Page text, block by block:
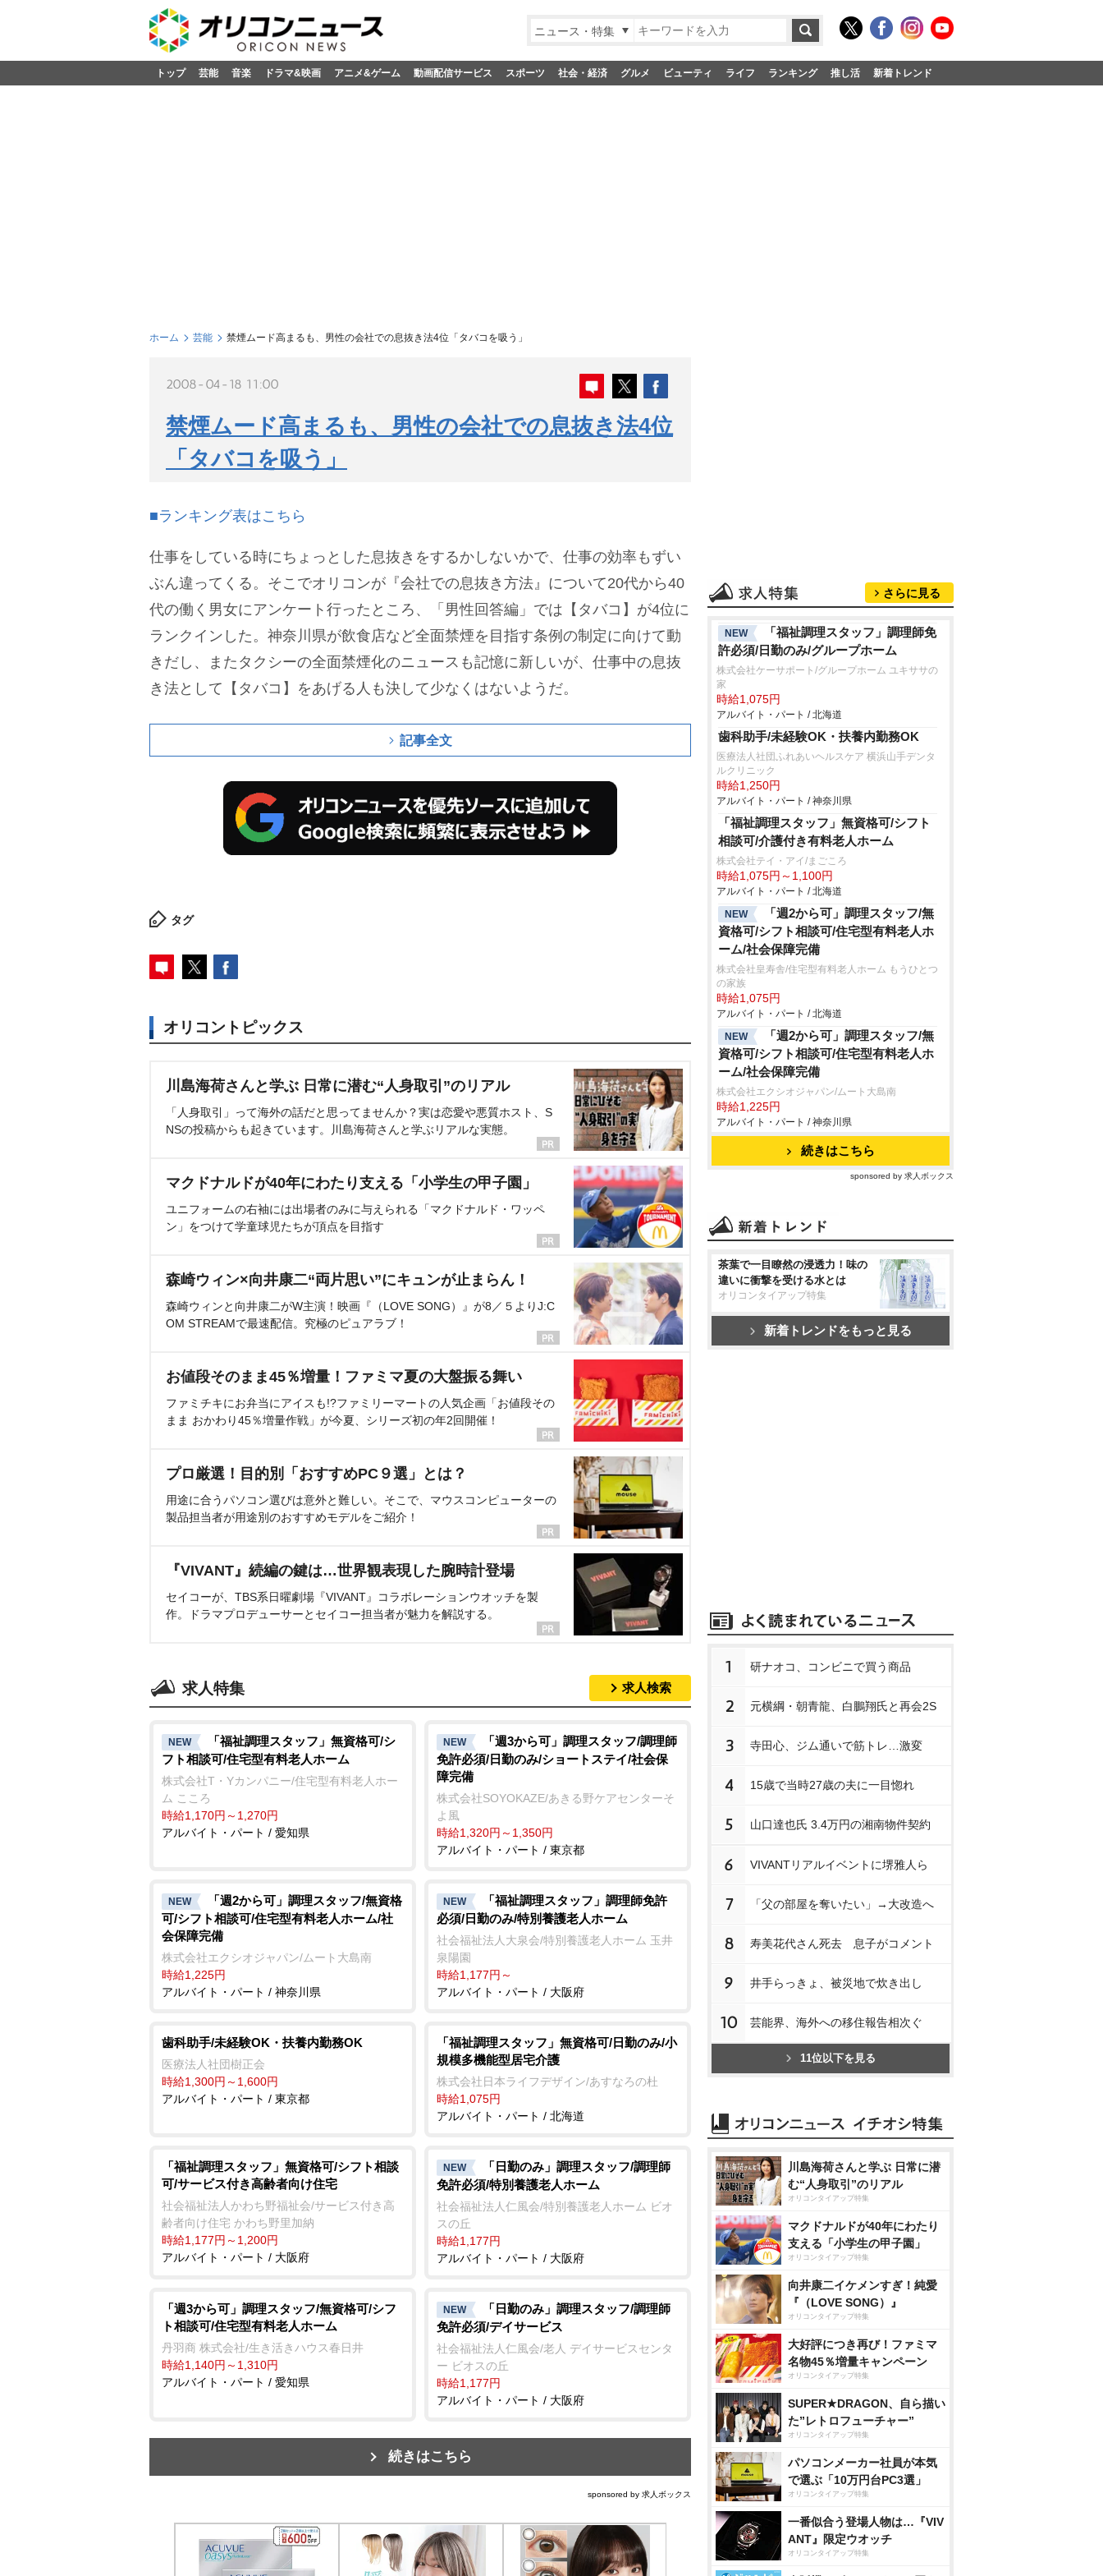
ニュース・特集
トップ 芸能 音楽 ドラマ&映画 アニメ&ゲーム 動画配信サービス スポーツ 社会・経済 グルメ ビューティ ライフ ランキング 推し活 新着トレンド
ホーム 芸能 禁煙ムード高まるも、男性の会社での息抜き法4位「タバコを吸う」
2008-04-18 11:00
禁煙ムード高まるも、男性の会社での息抜き法4位
「タバコを吸う」
■ランキング表はこちら
仕事をしている時にちょっとした息抜きをするかしないかで、仕事の効率もずい
ぶん違ってくる。そこでオリコンが『会社での息抜き方法』について20代から40
代の働く男女にアンケート行ったところ、「男性回答編」では【タバコ】が4位に
ランクインした。神奈川県が飲食店など全面禁煙を目指す条例の制定に向けて動
きだし、またタクシーの全面禁煙化のニュースも記憶に新しいが、仕事中の息抜
き法として【タバコ】をあげる人も決して少なくはないようだ。
記事全文
タグ
オリコントピックス
川島海荷さんと学ぶ 日常に潜む“人身取引”のリアル
「人身取引」って海外の話だと思ってませんか？実は恋愛や悪質ホスト、S
NSの投稿からも起きています。川島海荷さんと学ぶリアルな実態。
マクドナルドが40年にわたり支える「小学生の甲子園」
ユニフォームの右袖には出場者のみに与えられる「マクドナルド・ワッペ
ン」をつけて学童球児たちが頂点を目指す
森崎ウィン×向井康二“両片思い”にキュンが止まらん！
森崎ウィンと向井康二がW主演！映画『（LOVE SONG）』が8／５よりJ:C
OM STREAMで最速配信。究極のピュアラブ！
お値段そのまま45％増量！ファミマ夏の大盤振る舞い
ファミチキにお弁当にアイスも!?ファミリーマートの人気企画「お値段その
まま おかわり45％増量作戦」が今夏、シリーズ初の年2回開催！
プロ厳選！目的別「おすすめPC９選」とは？
用途に合うパソコン選びは意外と難しい。そこで、マウスコンピューターの
製品担当者が用途別のおすすめモデルをご紹介！
『VIVANT』続編の鍵は…世界観表現した腕時計登場
セイコーが、TBS系日曜劇場『VIVANT』コラボレーションウオッチを製
作。ドラマプロデューサーとセイコー担当者が魅力を解説する。
求人特集 求人検索
NEW
「福祉調理スタッフ」無資格可/シ
フト相談可/住宅型有料老人ホーム
株式会社T・Yカンパニー/住宅型有料老人ホー
ム こころ
時給1,170円～1,270円
アルバイト・パート / 愛知県
NEW
「週3から可」調理スタッフ/調理師
免許必須/日勤のみ/ショートステイ/社会保
障完備
株式会社SOYOKAZE/あきる野ケアセンターそ
よ風
時給1,320円～1,350円
アルバイト・パート / 東京都
NEW
「週2から可」調理スタッフ/無資格
可/シフト相談可/住宅型有料老人ホーム/社
会保障完備
株式会社エクシオジャパン/ムート大島南
時給1,225円
アルバイト・パート / 神奈川県
NEW
「福祉調理スタッフ」調理師免許
必須/日勤のみ/特別養護老人ホーム
社会福祉法人大泉会/特別養護老人ホーム 玉井
泉陽園
時給1,177円～
アルバイト・パート / 大阪府
歯科助手/未経験OK・扶養内勤務OK
医療法人社団樹正会
時給1,300円～1,600円
アルバイト・パート / 東京都
「福祉調理スタッフ」無資格可/日勤のみ/小
規模多機能型居宅介護
株式会社日本ライフデザイン/あすなろの杜
時給1,075円
アルバイト・パート / 北海道
「福祉調理スタッフ」無資格可/シフト相談
可/サービス付き高齢者向け住宅
社会福祉法人かわち野福祉会/サービス付き高
齢者向け住宅 かわち野里加納
時給1,177円～1,200円
アルバイト・パート / 大阪府
NEW
「日勤のみ」調理スタッフ/調理師
免許必須/特別養護老人ホーム
社会福祉法人仁風会/特別養護老人ホーム ビオ
スの丘
時給1,177円
アルバイト・パート / 大阪府
「週3から可」調理スタッフ/無資格可/シフ
ト相談可/住宅型有料老人ホーム
丹羽商 株式会社/生き活きハウス春日井
時給1,140円～1,310円
アルバイト・パート / 愛知県
NEW
「日勤のみ」調理スタッフ/調理師
免許必須/デイサービス
社会福祉法人仁風会/老人 デイサービスセンタ
ー ビオスの丘
時給1,177円
アルバイト・パート / 大阪府
続きはこちら
sponsored by 求人ボックス
さらに見る
NEW
「福祉調理スタッフ」調理師免
許必須/日勤のみ/グループホーム
株式会社ケーサポート/グループホーム ユキササの
家
時給1,075円
アルバイト・パート / 北海道
歯科助手/未経験OK・扶養内勤務OK
医療法人社団ふれあいヘルスケア 横浜山手デンタ
ルクリニック
時給1,250円
アルバイト・パート / 神奈川県
「福祉調理スタッフ」無資格可/シフト
相談可/介護付き有料老人ホーム
株式会社テイ・アイ/まごころ
時給1,075円～1,100円
アルバイト・パート / 北海道
NEW
「週2から可」調理スタッフ/無
資格可/シフト相談可/住宅型有料老人ホ
ーム/社会保障完備
株式会社皇寿舎/住宅型有料老人ホーム もうひとつ
の家族
時給1,075円
アルバイト・パート / 北海道
NEW
「週2から可」調理スタッフ/無
資格可/シフト相談可/住宅型有料老人ホ
ーム/社会保障完備
株式会社エクシオジャパン/ムート大島南
時給1,225円
アルバイト・パート / 神奈川県
続きはこちら
sponsored by 求人ボックス
茶葉で一目瞭然の浸透力！味の
違いに衝撃を受ける水とは
オリコンタイアップ特集
新着トレンドをもっと見る
1 研ナオコ、コンビニで買う商品
2 元横綱・朝青龍、白鵬翔氏と再会2S
3 寺田心、ジム通いで筋トレ…激変
4 15歳で当時27歳の夫に一目惚れ
5 山口達也氏 3.4万円の湘南物件契約
6 VIVANTリアルイベントに堺雅人ら
7 「父の部屋を奪いたい」→大改造へ
8 寿美花代さん死去 息子がコメント
9 井手らっきょ、被災地で炊き出し
10 芸能界、海外への移住報告相次ぐ
11位以下を見る
川島海荷さんと学ぶ 日常に潜
む“人身取引”のリアル
オリコンタイアップ特集
マクドナルドが40年にわたり
支える「小学生の甲子園」
オリコンタイアップ特集
向井康二イケメンすぎ！純愛
『（LOVE SONG）』
オリコンタイアップ特集
大好評につき再び！ファミマ
名物45％増量キャンペーン
オリコンタイアップ特集
SUPER★DRAGON、自ら描い
た”レトロフューチャー”
オリコンタイアップ特集
パソコンメーカー社員が本気
で選ぶ「10万円台PC3選」
オリコンタイアップ特集
一番似合う登場人物は…『VIV
ANT』限定ウオッチ
オリコンタイアップ特集